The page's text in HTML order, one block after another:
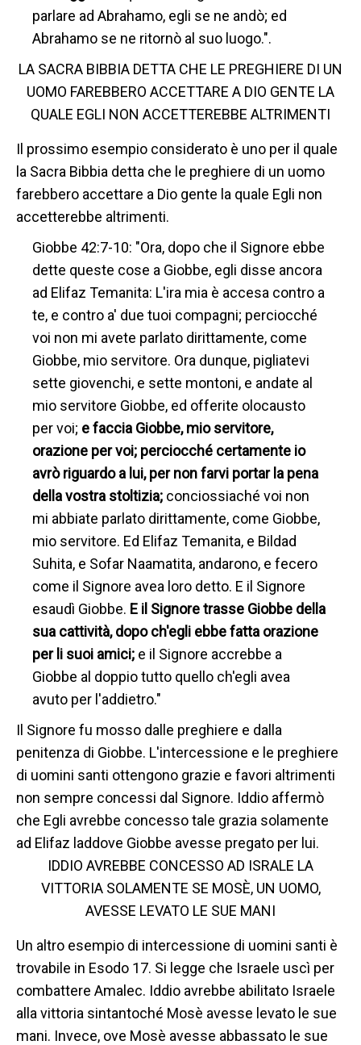
parlare ad Abrahamo, egli se ne andò; ed
Abrahamo se ne ritornò al suo luogo.".
LA SACRA BIBBIA DETTA CHE LE PREGHIERE DI UN
UOMO FAREBBERO ACCETTARE A DIO GENTE LA
QUALE EGLI NON ACCETTEREBBE ALTRIMENTI
Il prossimo esempio considerato è uno per il quale
la Sacra Bibbia detta che le preghiere di un uomo
farebbero accettare a Dio gente la quale Egli non
accetterebbe altrimenti.
Giobbe 42:7-10: "Ora, dopo che il Signore ebbe
dette queste cose a Giobbe, egli disse ancora
ad Elifaz Temanita: L'ira mia è accesa contro a
te, e contro a' due tuoi compagni; perciocché
voi non mi avete parlato dirittamente, come
Giobbe, mio servitore. Ora dunque, pigliatevi
sette giovenchi, e sette montoni, e andate al
mio servitore Giobbe, ed offerite olocausto
per voi; e faccia Giobbe, mio servitore,
orazione per voi; perciocché certamente io
avrò riguardo a lui, per non farvi portar la pena
della vostra stoltizia; conciossiaché voi non
mi abbiate parlato dirittamente, come Giobbe,
mio servitore. Ed Elifaz Temanita, e Bildad
Suhita, e Sofar Naamatita, andarono, e fecero
come il Signore avea loro detto. E il Signore
esaudì Giobbe. E il Signore trasse Giobbe della
sua cattività, dopo ch'egli ebbe fatta orazione
per li suoi amici; e il Signore accrebbe a
Giobbe al doppio tutto quello ch'egli avea
avuto per l'addietro."
Il Signore fu mosso dalle preghiere e dalla
penitenza di Giobbe. L'intercessione e le preghiere
di uomini santi ottengono grazie e favori altrimenti
non sempre concessi dal Signore. Iddio affermò
che Egli avrebbe concesso tale grazia solamente
ad Elifaz laddove Giobbe avesse pregato per lui.
IDDIO AVREBBE CONCESSO AD ISRALE LA
VITTORIA SOLAMENTE SE MOSÈ, UN UOMO,
AVESSE LEVATO LE SUE MANI
Un altro esempio di intercessione di uomini santi è
trovabile in Esodo 17. Si legge che Israele uscì per
combattere Amalec. Iddio avrebbe abilitato Israele
alla vittoria sintantoché Mosè avesse levato le sue
mani. Invece, ove Mosè avesse abbassato le sue